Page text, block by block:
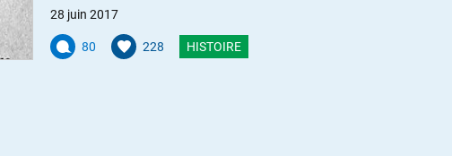
28 juin 2017
80 228 HISTOIRE